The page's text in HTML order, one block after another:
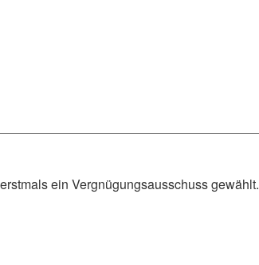
ein Vergnügungsausschuss gewählt.